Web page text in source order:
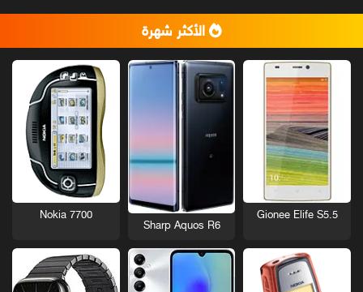
الأكثر شهرة
Gionee Elife S5.5
Sharp Aquos R6
Nokia 7700